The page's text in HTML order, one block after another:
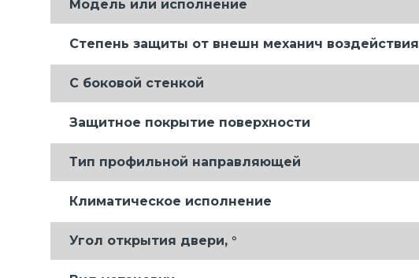
Модель или исполнение
Степень защиты от внешн механич воздействия
С боковой стенкой
Защитное покрытие поверхности
Тип профильной направляющей
Климатическое исполнение
Угол открытия двери, °